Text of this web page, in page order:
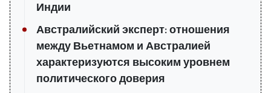
Индии
Австралийский эксперт: отношения
между Вьетнамом и Австралией
характеризуются высоким уровнем
политического доверия